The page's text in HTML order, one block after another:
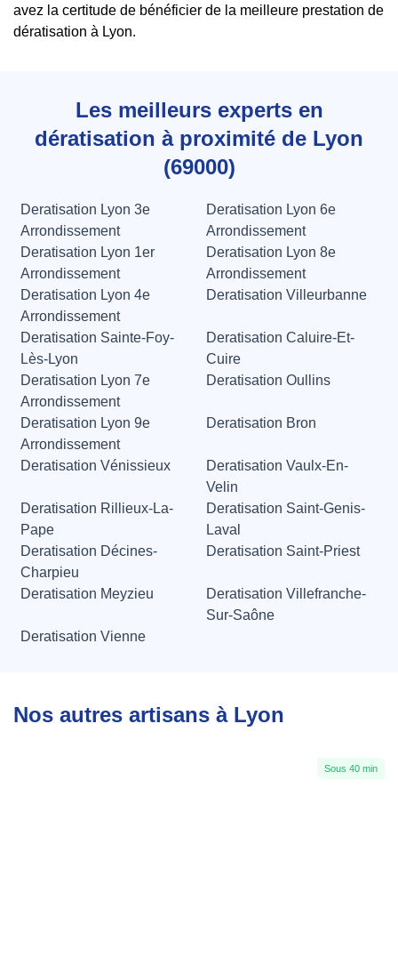
avez la certitude de bénéficier de la meilleure prestation de
dératisation à Lyon.
Les meilleurs experts en
dératisation à proximité de Lyon
(69000)
Deratisation Lyon 3e
Arrondissement
Deratisation Lyon 6e
Arrondissement
Deratisation Lyon 1er
Arrondissement
Deratisation Lyon 8e
Arrondissement
Deratisation Lyon 4e
Arrondissement
Deratisation Villeurbanne
Deratisation Sainte-Foy-
Lès-Lyon
Deratisation Caluire-Et-
Cuire
Deratisation Lyon 7e
Arrondissement
Deratisation Oullins
Deratisation Lyon 9e
Arrondissement
Deratisation Bron
Deratisation Vénissieux
Deratisation Vaulx-En-
Velin
Deratisation Rillieux-La-
Pape
Deratisation Saint-Genis-
Laval
Deratisation Décines-
Charpieu
Deratisation Saint-Priest
Deratisation Meyzieu
Deratisation Villefranche-
Sur-Saône
Deratisation Vienne
Nos autres artisans à Lyon
Sous 40 min